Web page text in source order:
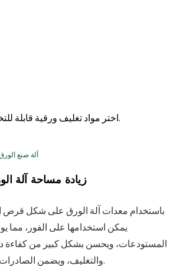
اختر مواد تغليف ورقية قابلة للتخصيص مثل غلاف الفقاعات الورقية وورق التغليف على شكل خلية نحل لتعزيز تجربة التغليف والفك الآمنة لمستحضرات التجميل والأغراض الهشة.
زيادة مساحة آلة
باستخدام معدات آلة الورق على شكل قرص
المستودعات، ويحسن بشكل كبير من كفاءة
والتغليف، ويضمن الصادرات العالمية المتوافقة.